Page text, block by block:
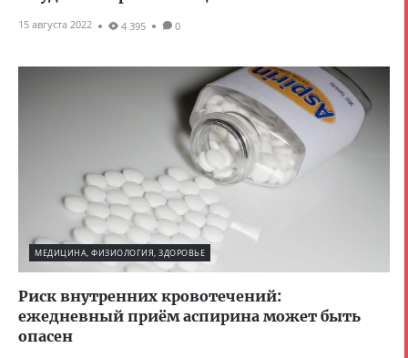
15 августа 2022 4 395 0
МЕДИЦИНА, ФИЗИОЛОГИЯ, ЗДОРОВЬЕ
Риск внутренних кровотечений:
ежедневный приём аспирина может быть
опасен